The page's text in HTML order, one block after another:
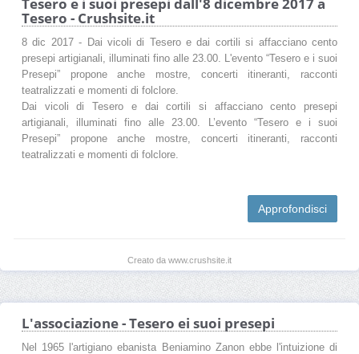
Tesero - Crushsite.it
8 dic 2017 - Dai vicoli di Tesero e dai cortili si affacciano cento
presepi artigianali, illuminati fino alle 23.00. L'evento “Tesero e i suoi
Presepi” propone anche mostre, concerti itineranti, racconti
teatralizzati e momenti di folclore.
Dai vicoli di Tesero e dai cortili si affacciano cento presepi
artigianali, illuminati fino alle 23.00. L’evento “Tesero e i suoi
Presepi” propone anche mostre, concerti itineranti, racconti
teatralizzati e momenti di folclore.
Approfondisci
Creato da www.crushsite.it
L'associazione - Tesero ei suoi presepi
Nel 1965 l'artigiano ebanista Beniamino Zanon ebbe l'intuizione di